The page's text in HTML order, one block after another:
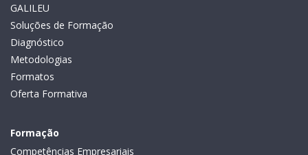
GALILEU
Soluções de Formação
Diagnóstico
Metodologias
Formatos
Oferta Formativa
Formação
Competências Empresariais